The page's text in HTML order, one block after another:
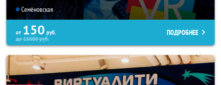
Семёновская
от 150 руб.
до16000руб.
ПОДРОБНЕЕ